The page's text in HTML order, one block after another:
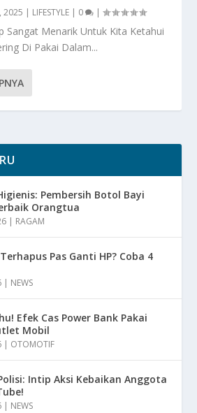
2025 | LIFESTYLE | 0 |
Sangat Menarik Untuk Kita Ketahui
Di Pakai Dalam...
Pembersih Botol Bayi
Orangtua
| RAGAM
Pas Ganti HP? Coba 4
| NEWS
Efek Cas Power Bank Pakai
Mobil
| OTOMOTIF
Intip Aksi Kebaikan Anggota
| NEWS